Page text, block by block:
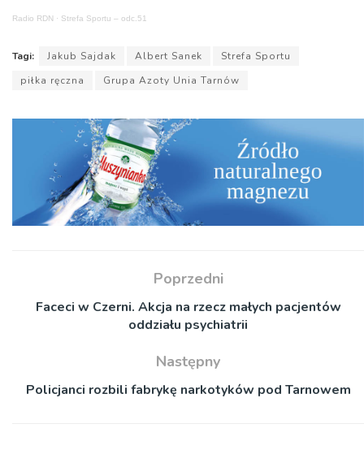
Radio RDN · Strefa Sportu – odc.51
Tagi: Jakub Sajdak Albert Sanek
Strefa Sportu
piłka ręczna
Grupa Azoty Unia Tarnów
Poprzedni
Faceci w Czerni. Akcja na rzecz małych pacjentów
oddziału psychiatrii
Następny
Policjanci rozbili fabrykę narkotyków pod Tarnowem